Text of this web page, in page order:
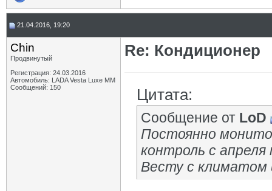
21.04.2016, 19:20
Chin
Продвинутый
Регистрация: 24.03.2016
Автомобиль: LADA Vesta Luxe MM
Сообщений: 150
Re: Кондиционер
Цитата:
Сообщение от LoD
Постоянно
контроль с
Весту с климатом